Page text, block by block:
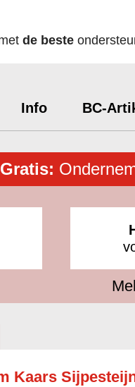
de beste
Info BC-
Gratis:
Kaars